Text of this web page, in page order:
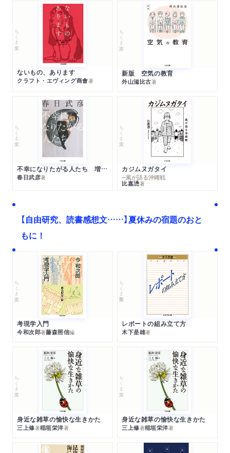
ちくま文庫
ないもの、あります
クラフト・エヴィング商會著
ちくま文庫
新版 空気の教育
外山滋比古著
ちくま文庫
不幸になりたがる人たち 増補新版
春日武彦著
ちくま文庫
カジムヌガタイ
─風が語る沖縄戦
比嘉慂著
【自由研究、読書感想文……】夏休みの宿題のおと
もに！
ちくま文庫
考現学入門
今和次郎著藤森照信編
ちくま学芸文庫
レポートの組み立て方
木下是雄著
ちくま文庫
身近な雑草の愉快な生きかた
三上修著稲垣栄洋著
ちくま文庫
身近な雑草の愉快な生きかた
三上修著稲垣栄洋著